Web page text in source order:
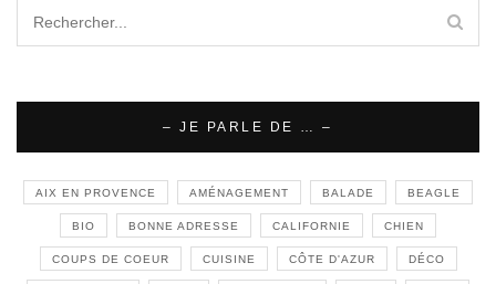
– JE PARLE DE … –
AIX EN PROVENCE AMÉNAGEMENT BALADE BEAGLE
BIO BONNE ADRESSE CALIFORNIE CHIEN
COUPS DE COEUR CUISINE CÔTE D'AZUR DÉCO